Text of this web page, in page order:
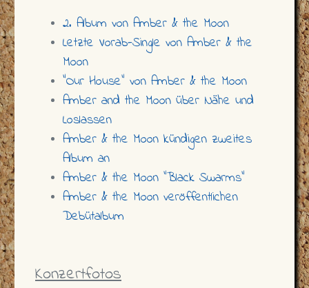
2. Album von Amber & the Moon
Letzte Vorab-Single von Amber & the
Moon
"Our House" von Amber & the Moon
Amber and the Moon über Nähe und
Loslassen
Amber & the Moon kündigen zweites
Album an
Amber & the Moon "Black Swarms"
Amber & the Moon veröffentlichen
Debütalbum
Konzertfotos